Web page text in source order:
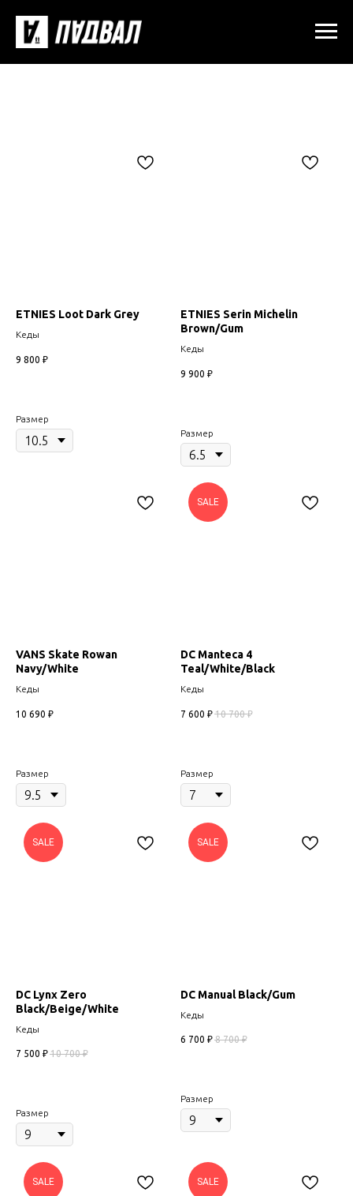
ETNIES Loot Dark Grey
Кеды
9 800 ₽
Размер
ETNIES Serin Michelin
Brown/Gum
Кеды
9 900 ₽
Размер
VANS Skate Rowan
Navy/White
Кеды
10 690 ₽
Размер
SALE
DC Manteca 4
Teal/White/Black
Кеды
7 600 ₽ 10 700 ₽
Размер
SALE
DC Lynx Zero
Black/Beige/White
Кеды
7 500 ₽ 10 700 ₽
Размер
SALE
DC Manual Black/Gum
Кеды
6 700 ₽ 8 700 ₽
Размер
SALE SALE